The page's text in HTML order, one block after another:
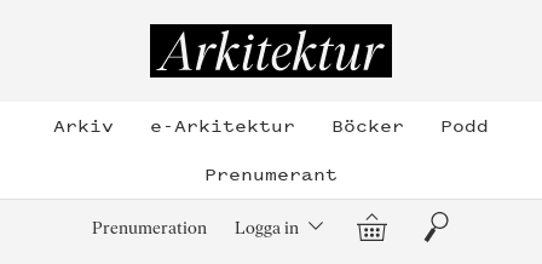
Arkiv e-Arkitektur Böcker
Podd
Prenumerant
Prenumeration Logga in Varukorg
Sök